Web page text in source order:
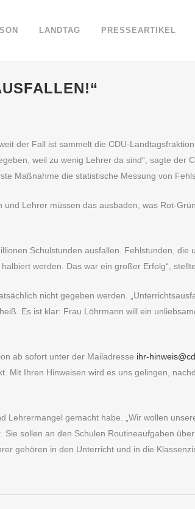
LANDTAG PRESSEARTIKEL
der Fall ist sammelt die CDU-
weil zu wenig Lehrer da sind“, sagte der
Maßnahme die statistische Messung von
Lehrer müssen das ausbaden, was Rot-
Schulstunden ausfallen. Fehlstunden, die
werden. Das war ein großer Erfolg“,
nicht gegeben werden.
Es ist klar: Frau Löhrmann will ein
ab sofort unter der Mailadresse ihr-
Mit Ihren Hinweisen wird es uns gelingen,
Lehrermangel gemacht habe. „Wir wollen
Sie sollen an den Schulen Routineaufgaben
gehören in den Unterricht und in die